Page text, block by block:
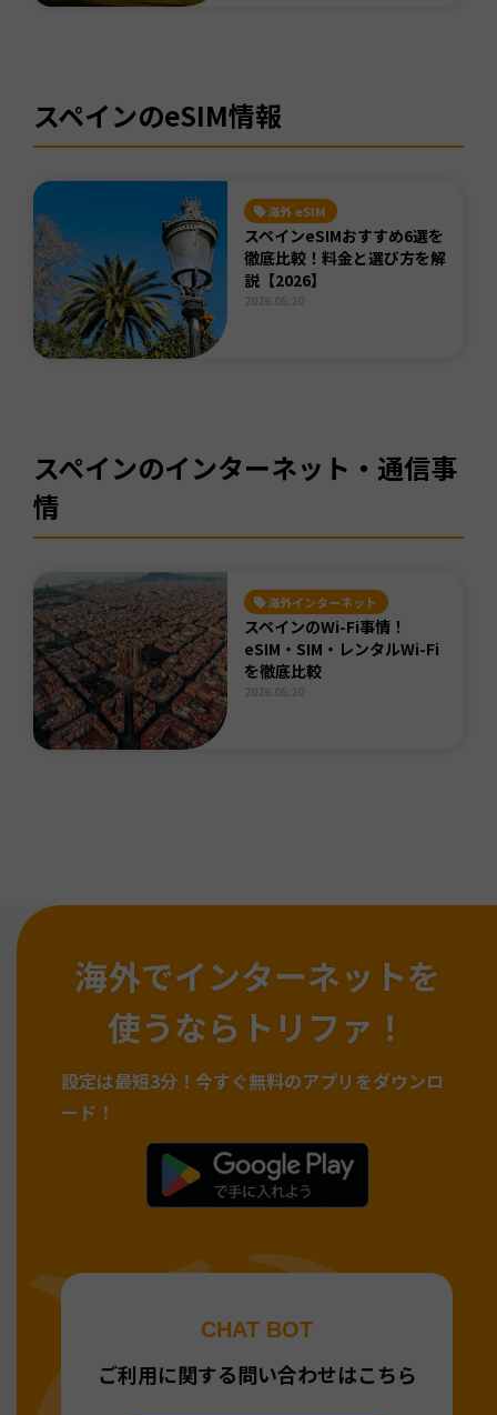
スペインのeSIM情報
海外 eSIM
スペインeSIMおすすめ6選を
徹底比較！料金と選び方を解
説【2026】
スペインのインターネット・通信事
情
海外インターネット
スペインのWi-Fi事情！
eSIM・SIM・レンタルWi-Fi
を徹底比較
海外でインターネットを
使うならトリファ！
設定は最短3分！ 今すぐ無料のアプリをダウンロ
ード！
CHAT BOT
ご利用に関する問い合わせはこちら